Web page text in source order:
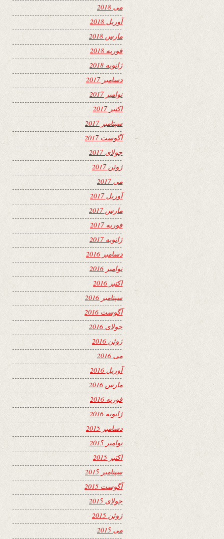
می 2018
آوریل 2018
مارس 2018
فوریه 2018
ژانویه 2018
دسامبر 2017
نوامبر 2017
اکتبر 2017
سپتامبر 2017
آگوست 2017
جولای 2017
ژوئن 2017
می 2017
آوریل 2017
مارس 2017
فوریه 2017
ژانویه 2017
دسامبر 2016
نوامبر 2016
اکتبر 2016
سپتامبر 2016
آگوست 2016
جولای 2016
ژوئن 2016
می 2016
آوریل 2016
مارس 2016
فوریه 2016
ژانویه 2016
دسامبر 2015
نوامبر 2015
اکتبر 2015
سپتامبر 2015
آگوست 2015
جولای 2015
ژوئن 2015
می 2015